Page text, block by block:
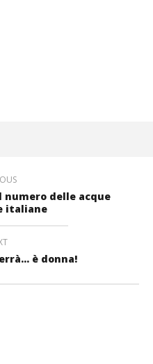
numero delle acque
italiane
è donna!